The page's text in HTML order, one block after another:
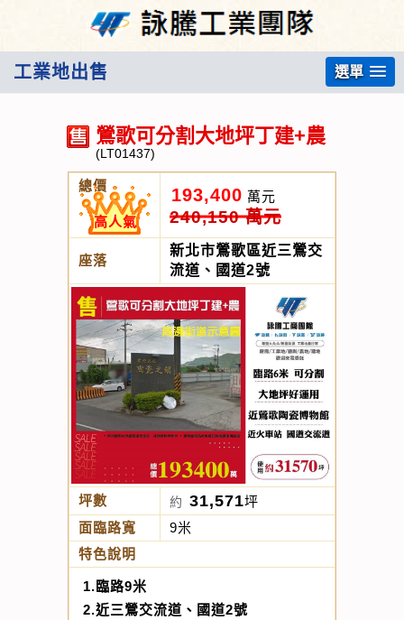
工業地出售 選單
鶯歌可分割大地坪丁建+農
(LT01437)
總價
高人氣
193,400 萬元
240,150 萬元
座落
新北市鶯歌區近三鶯交
流道、國道2號
坪數 約 31,571坪
面臨路寬
9米
特色說明
1.臨路9米
2.近三鶯交流道、國道2號